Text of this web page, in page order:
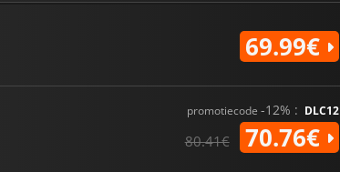
69.99€
promotiecode -12% : DLC12
80.41€ 70.76€